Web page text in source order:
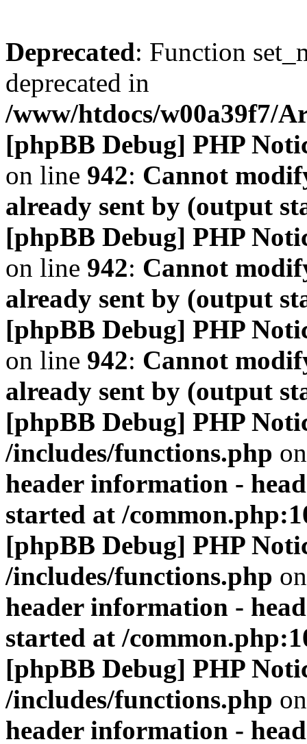
Deprecated: Function
deprecated in
/www/htdocs/w00a39f7/
[phpBB Debug] PHP
on line 942: Cannot
already sent by (output
[phpBB Debug] PHP
on line 942: Cannot
already sent by (output
[phpBB Debug] PHP
on line 942: Cannot
already sent by (output
[phpBB Debug] PHP
/includes/functions.php
header information -
started at /
[phpBB Debug] PHP
/includes/functions.php
header information -
started at /
[phpBB Debug] PHP
/includes/functions.php
header information -